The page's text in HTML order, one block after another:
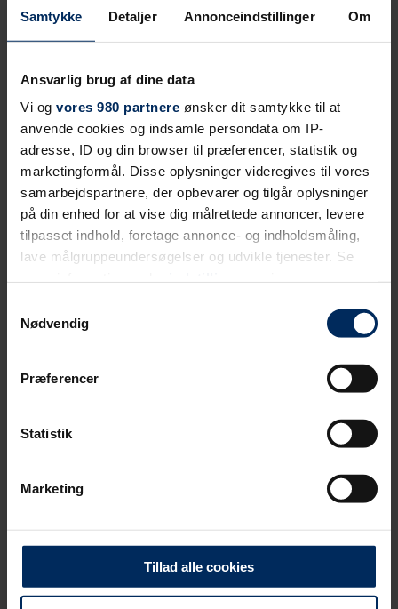
Samtykke Detaljer Annonceindstillinger Om
Ansvarlig brug af dine data
Vi og vores 980 partnere ønsker dit samtykke til at
anvende cookies og indsamle persondata om IP-
adresse, ID og din browser til præferencer, statistik og
marketingformål. Disse oplysninger videregives til vores
samarbejdspartnere, der opbevarer og tilgår oplysninger
på din enhed for at vise dig målrettede annoncer, levere
tilpasset indhold, foretage annonce- og indholdsmåling,
lave målgruppeundersøgelser og udvikle tjenester. Se
tilbage eller ændre indstillinger fra vores
"Cookiedeklaration", eller ved at trykke på "Privacy
Vi bruger primært cookies til webanalyse med henblik på at
cookies for at opdage uhensigtsmæssigheder på sitet, såsom
Nødvendig
Præferencer
Statistik
Marketing
Tillad alle cookies